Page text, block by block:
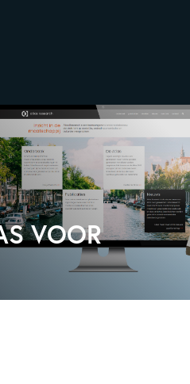
VOOR